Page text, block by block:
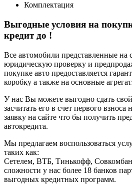
Комплектация
Выгодные условия на
кредит до !
Все автомобили представленные
юридическую проверку и
покупке авто предоставляется
коробку а также на основные
У нас Вы можете выгодно сдать
засчитать его в счет первого взноса
заявку на сайте что бы получить
автокредита.
Мы предлагаем воспользоваться
таких как:
Сетелем, ВТБ, Тинькофф,
сложности у нас более 18 банков
выгодных кредитных программ.